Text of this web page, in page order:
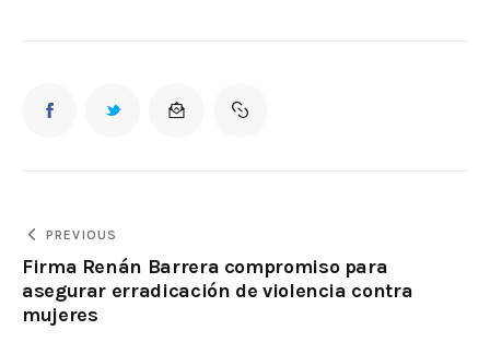
PREVIOUS
Firma Renán Barrera compromiso para
asegurar erradicación de violencia contra
mujeres